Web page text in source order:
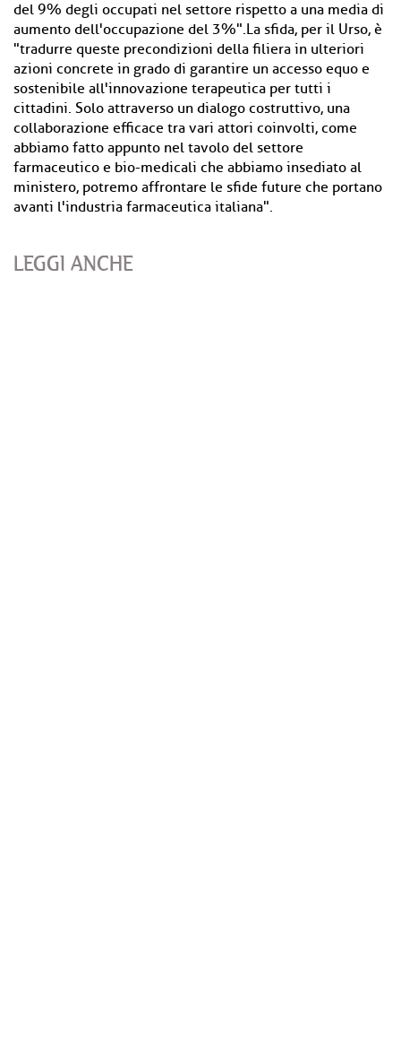
del 9% degli occupati nel settore rispetto a una media di
aumento dell'occupazione del 3%".La sfida, per il Urso, è
"tradurre queste precondizioni della filiera in ulteriori
azioni concrete in grado di garantire un accesso equo e
sostenibile all'innovazione terapeutica per tutti i
cittadini. Solo attraverso un dialogo costruttivo, una
collaborazione efficace tra vari attori coinvolti, come
abbiamo fatto appunto nel tavolo del settore
farmaceutico e bio-medicali che abbiamo insediato al
ministero, potremo affrontare le sfide future che portano
avanti l'industria farmaceutica italiana".
LEGGI ANCHE